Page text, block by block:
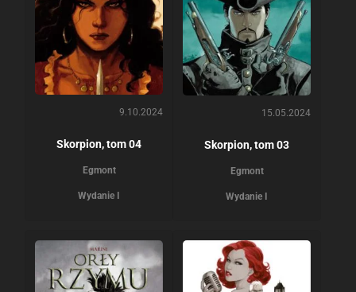
9.10.2024
Skorpion, tom 04
Egmont
Wydanie I
15.05.2024
Skorpion, tom 03
Egmont
Wydanie I